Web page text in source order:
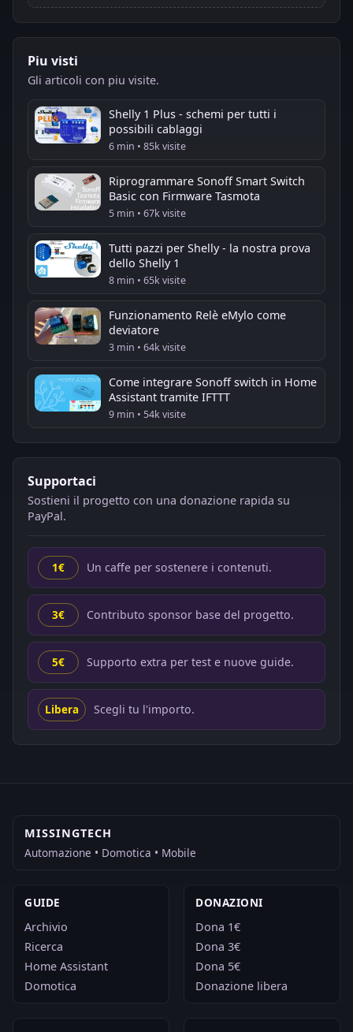
Piu visti
Gli articoli con piu visite.
Shelly 1 Plus - schemi per tutti i
possibili cablaggi
6 min • 85k visite
Riprogrammare Sonoff Smart Switch
Basic con Firmware Tasmota
5 min • 67k visite
Tutti pazzi per Shelly - la nostra prova
dello Shelly 1
8 min • 65k visite
Funzionamento Relè eMylo come
deviatore
3 min • 64k visite
Come integrare Sonoff switch in Home
Assistant tramite IFTTT
9 min • 54k visite
Supportaci
Sostieni il progetto con una donazione rapida su
PayPal.
1€ Un caffe per sostenere i contenuti.
3€ Contributo sponsor base del progetto.
5€ Supporto extra per test e nuove guide.
Libera Scegli tu l'importo.
MISSINGTECH
Automazione • Domotica • Mobile
GUIDE
Archivio
Ricerca
Home Assistant
Domotica
DONAZIONI
Dona 1€
Dona 3€
Dona 5€
Donazione libera